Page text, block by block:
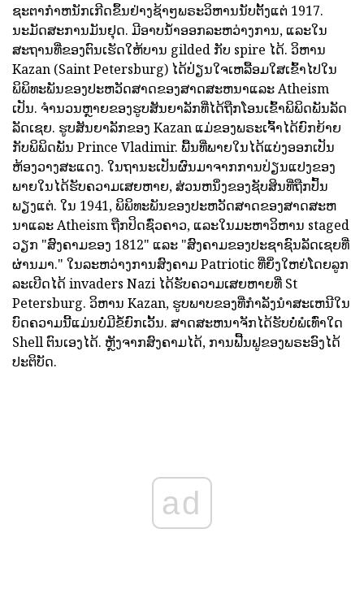
ຊະຕາກໍາຫນັກເກີດຂຶ້ນຢ່າງຊ້າໆພຣະວິຫານນັບຕັ້ງແຕ່ 1917.
ນະມັດສະການມັນຢຸດ. ມີອາບນ້ໍາອອກລະຫວ່າງການ, ແລະໃນ
ສະຖານທີ່ຂອງຕົນເຮັດໃຫ້ບານ gilded ກັບ spire ໄດ້. ວິຫານ
Kazan (Saint Petersburg) ໄດ້ປ່ຽນໃຈເຫລື້ອມໃສເຂົ້າໄປໃນ
ພິພິທະພັນຂອງປະຫວັດສາດຂອງສາດສະຫນາແລະ Atheism
ເປັນ. ຈໍານວນຫຼາຍຂອງຮູບສັນຍາລັກທີ່ໄດ້ຖືກໂອນເຂົ້າພິພິດພັນລັດ
ລັດເຊຍ. ຮູບສັນຍາລັກຂອງ Kazan ແມ່ຂອງພຣະເຈົ້າໄດ້ຍົກຍ້າຍ
ກັບພິພິດພັນ Prince Vladimir. ພື້ນທີ່ພາຍໃນໄດ້ແບ່ງອອກເປັນ
ຫ້ອງວາງສະແດງ. ໃນຖານະເປັນຜົນມາຈາກການປ່ຽນແປງຂອງ
ພາຍໃນໄດ້ຮັບຄວາມເສຍຫາຍ, ສ່ວນຫນຶ່ງຂອງຊັບສິນທີ່ຖືກປົ້ນ
ພຽງແຕ່. ໃນ 1941, ພິພິທະພັນຂອງປະຫວັດສາດຂອງສາດສະຫ
ນາແລະ Atheism ຖືກປິດຊົ່ວຄາວ, ແລະໃນມະຫາວິຫານ staged
ວຽກ "ສົງຄາມຂອງ 1812" ແລະ "ສົງຄາມຂອງປະຊາຊົນລັດເຊຍທີ່
ຜ່ານມາ." ໃນລະຫວ່າງການສົງຄາມ Patriotic ທີ່ຍິ່ງໃຫຍ່ໂດຍລູກ
ລະເບີດໄດ້ invaders Nazi ໄດ້ຮັບຄວາມເສຍຫາຍທີ່ St
Petersburg. ວິຫານ Kazan, ຮູບພາບຂອງທີ່ກໍາລັງນໍາສະເຫນີໃນ
ບົດຄວາມນີ້ແມ່ນບໍ່ມີຂໍ້ຍົກເວັ້ນ. ສາດສະຫນາຈັກໄດ້ຮັບບໍ່ພໍເທົ່າໃດ
Shell ຕົນເອງໄດ້. ຫຼັງຈາກສົງຄາມໄດ້, ການຟື້ນຟູຂອງພຣະອົງໄດ້
ປະຕິບັດ.
ad